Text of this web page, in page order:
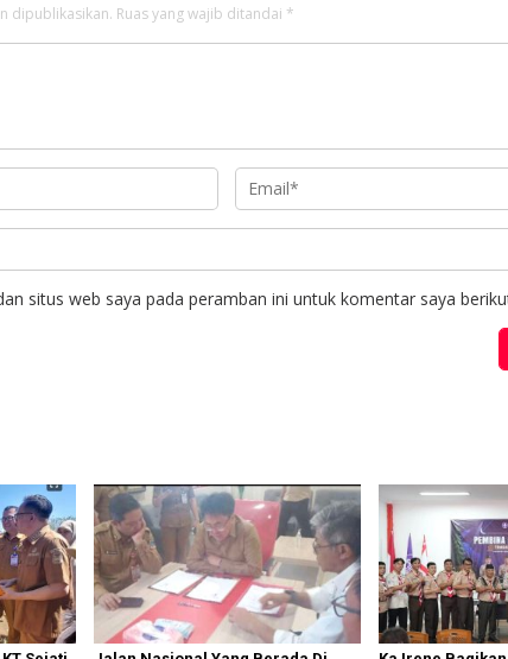
dipublikasikan. Ruas yang wajib ditandai *
situs web saya pada peramban ini untuk komentar saya